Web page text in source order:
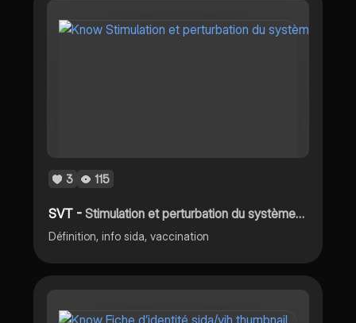
3 115
SVT -Stimulation et perturbation du système immunitaire
Définition, info sida, vaccination